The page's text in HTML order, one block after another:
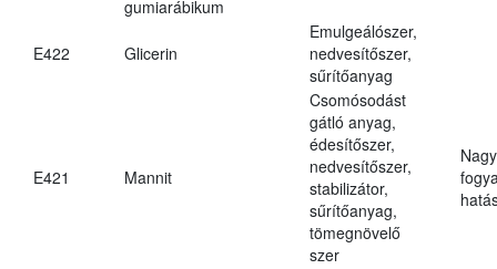
gumiarábikum
E422 Glicerin
Emulgeálószer,
nedvesítőszer,
sűrítőanyag
E421 Mannit
Csomósodást
gátló anyag,
édesítőszer,
nedvesítőszer,
stabilizátor,
sűrítőanyag,
tömegnövelő
szer